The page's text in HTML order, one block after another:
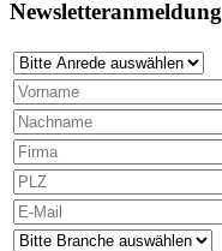
Newsletteranmeldung